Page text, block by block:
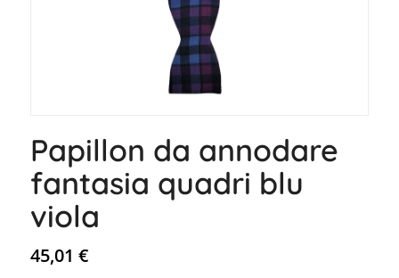
Papillon da annodare
fantasia quadri blu
viola
45,01 €